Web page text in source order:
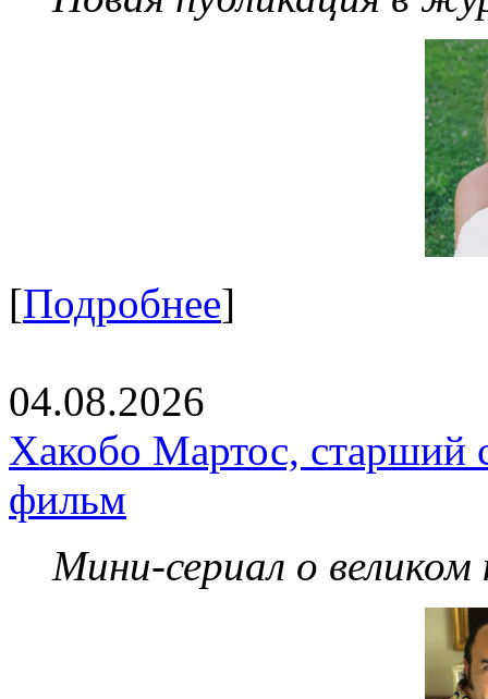
[Подробнее]
04.08.2026
Хакобо Мартос, старший
фильм
Мини-сериал о великом